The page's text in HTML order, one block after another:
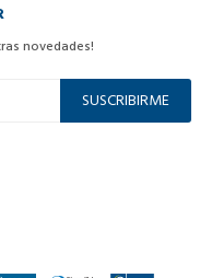
novedades!
SUSCRIBIRME